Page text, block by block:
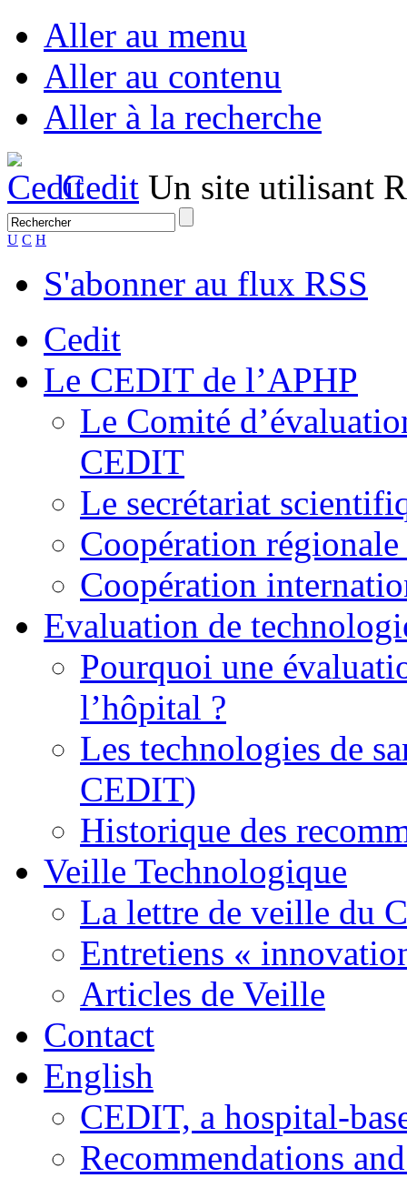
Aller au menu
Aller au contenu
Aller à la recherche
Cedit Un site utilisant
U C H
S'abonner au flux RSS
Cedit
Le CEDIT de l’APHP
Le Comité
CEDIT
Le secrétariat
Coopération
Coopération
Evaluation de
Pourquoi une
l’hôpital ?
Les technologies de
CEDIT)
Historique des
Veille Technologique
La lettre de veille du
Entretiens «
Articles de Veille
Contact
English
CEDIT, a hospital-
Recommendations